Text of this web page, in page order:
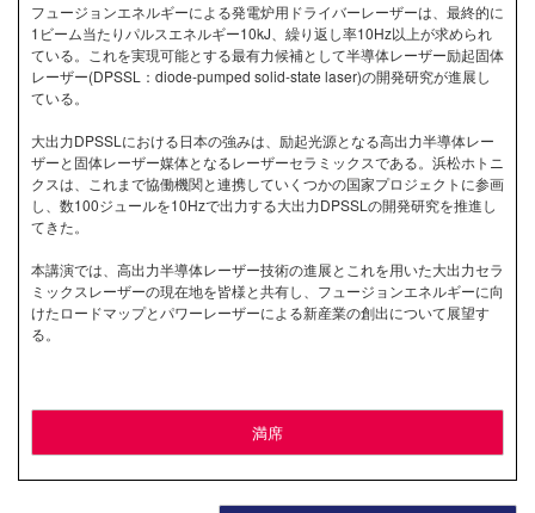
フュージョンエネルギーによる発電炉用ドライバーレーザーは、最終的に
1ビーム当たりパルスエネルギー10kJ、繰り返し率10Hz以上が求められ
ている。これを実現可能とする最有力候補として半導体レーザー励起固体
レーザー(DPSSL：diode-pumped solid-state laser)の開発研究が進展し
ている。
大出力DPSSLにおける日本の強みは、励起光源となる高出力半導体レー
ザーと固体レーザー媒体となるレーザーセラミックスである。浜松ホトニ
クスは、これまで協働機関と連携していくつかの国家プロジェクトに参画
し、数100ジュールを10Hzで出力する大出力DPSSLの開発研究を推進し
てきた。
本講演では、高出力半導体レーザー技術の進展とこれを用いた大出力セラ
ミックスレーザーの現在地を皆様と共有し、フュージョンエネルギーに向
けたロードマップとパワーレーザーによる新産業の創出について展望す
る。
満席